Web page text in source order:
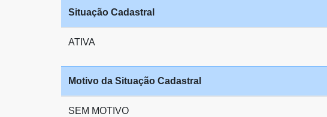
Situação Cadastral
ATIVA
Motivo da Situação Cadastral
SEM MOTIVO